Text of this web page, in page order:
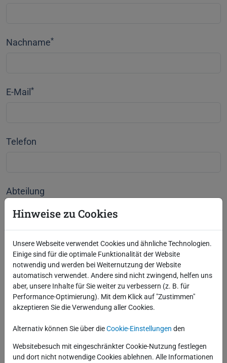
Nachname*
E-Mail *
Telefon
Abteilung
Wie möchten Sie teilnehmen?
Kurs im Schulungszentrum
Online
Informationen zum Datenschutz und zum Umgang
mit Ihren personenbezogenen Daten finden Siehier
Hinweise zu Cookies
Unsere Webseite verwendet Cookies und ähnliche Technologien.
Einige sind für die optimale Funktionalität der Website
notwendig und werden bei Weiternutzung der Website
automatisch verwendet. Andere sind nicht zwingend, helfen uns
aber, unsere Inhalte für Sie weiter zu verbessern (z. B. für
Performance-Optimierung). Mit dem Klick auf "Zustimmen"
akzeptieren Sie die Verwendung aller Cookies.
Alternativ können Sie über dieCookie-Einstellungen den
Websitebesuch mit eingeschränkter Cookie-Nutzung festlegen
und dort nicht notwendige Cookies ablehnen. Alle Informationen